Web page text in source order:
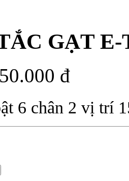
GẠT E-
50.000 đ
6 chân 2 vị trí